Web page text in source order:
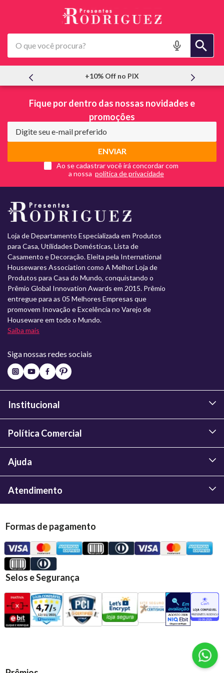
O que você procura?
+10% Off no PIX
Fique por dentro das nossas novidades e
promoções
ENVIAR
Ao se cadastrar você irá concordar com
a nossa
Loja de Departamento Especializada em Produtos
para Casa, Utilidades Domésticas, Lista de
Casamento e Decoração. Eleita pela International
Housewares Association como A Melhor Loja de
Produtos para Casa do Mundo, conquistando o
Prêmio Global Innovation Awards em 2015. Prêmio
entregue para as 05 Melhores Empresas que
promovem Inovação e Excelência no Varejo de
Houseware em todo o Mundo.
Saiba mais
Siga nossas redes sociais
Institucional
Política Comercial
Ajuda
Atendimento
Formas de pagamento
Selos e Segurança